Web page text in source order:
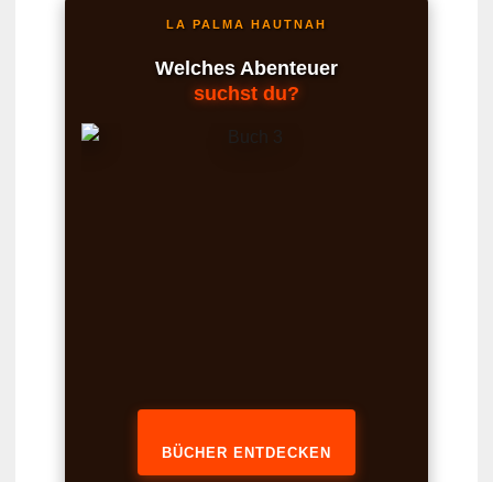
LA PALMA HAUTNAH
Welches Abenteuer
suchst du?
BÜCHER ENTDECKEN